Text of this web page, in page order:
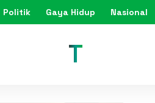
Politik Gaya Hidup Nasional
KARIMUN